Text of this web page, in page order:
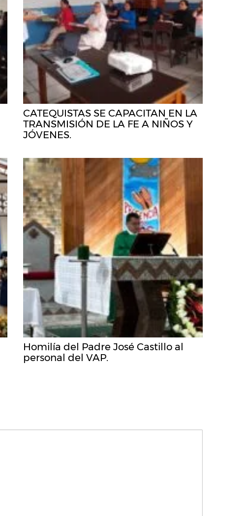
CATEQUISTAS SE CAPACITAN EN LA
TRANSMISIÓN DE LA FE A NIÑOS Y
JÓVENES.
Homilía del Padre José Castillo al
personal del VAP.